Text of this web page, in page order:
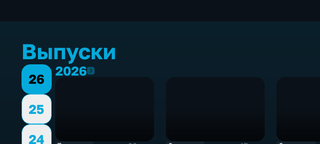
Выпуски
26
25
24
20262026